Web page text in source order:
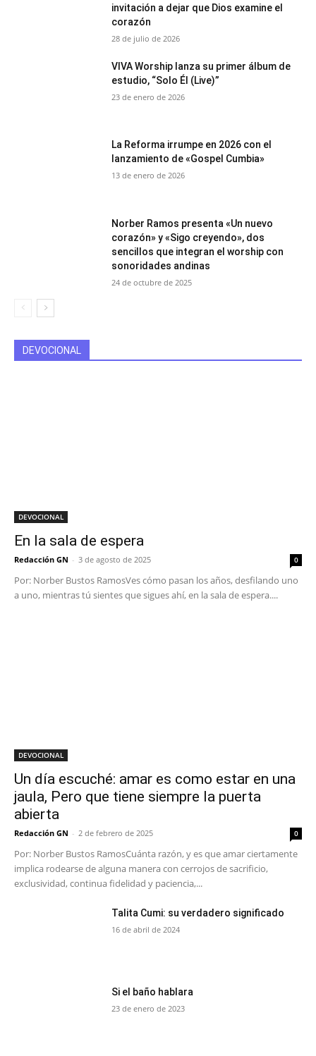
invitación a dejar que Dios examine el
corazón
28 de julio de 2026
VIVA Worship lanza su primer álbum de
estudio, “Solo Él (Live)”
23 de enero de 2026
La Reforma irrumpe en 2026 con el
lanzamiento de «Gospel Cumbia»
13 de enero de 2026
Norber Ramos presenta «Un nuevo
corazón» y «Sigo creyendo», dos
sencillos que integran el worship con
sonoridades andinas
24 de octubre de 2025
DEVOCIONAL
DEVOCIONAL
En la sala de espera
Redacción GN - 3 de agosto de 2025 0
Por: Norber Bustos RamosVes cómo pasan los años, desfilando uno
a uno, mientras tú sientes que sigues ahí, en la sala de espera....
DEVOCIONAL
Un día escuché: amar es como estar en una
jaula, Pero que tiene siempre la puerta
abierta
Redacción GN - 2 de febrero de 2025 0
Por: Norber Bustos RamosCuánta razón, y es que amar ciertamente
implica rodearse de alguna manera con cerrojos de sacrificio,
exclusividad, continua fidelidad y paciencia,...
Talita Cumi: su verdadero significado
16 de abril de 2024
Si el baño hablara
23 de enero de 2023